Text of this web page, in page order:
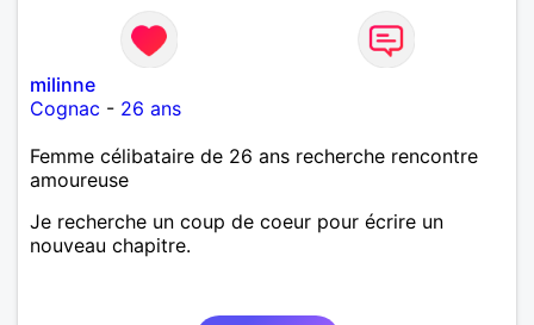
milinne
Cognac - 26 ans
Femme célibataire de 26 ans recherche rencontre
amoureuse
Je recherche un coup de coeur pour écrire un
nouveau chapitre.